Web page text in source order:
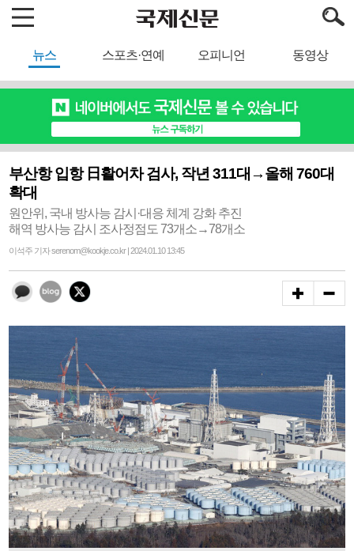
뉴스 스포츠·연예 오피니언 동영상
부산항 입항 日활어차 검사, 작년 311대→올해 760대
확대
원안위, 국내 방사능 감시·대응 체계 강화 추진
해역 방사능 감시 조사정점도 73개소→78개소
이석주 기자 serenom@kookje.co.kr | 2024.01.10 13:45